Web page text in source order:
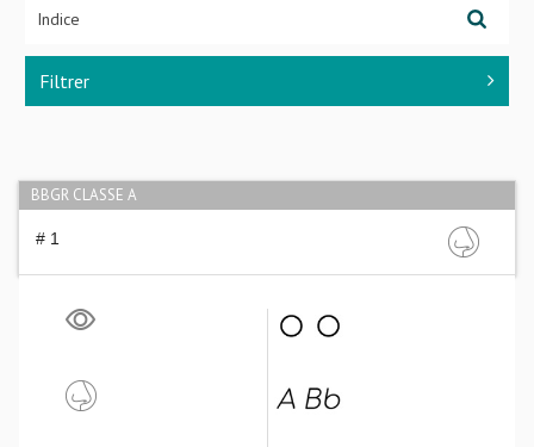
Filtrer
BBGR CLASSE A
# 1